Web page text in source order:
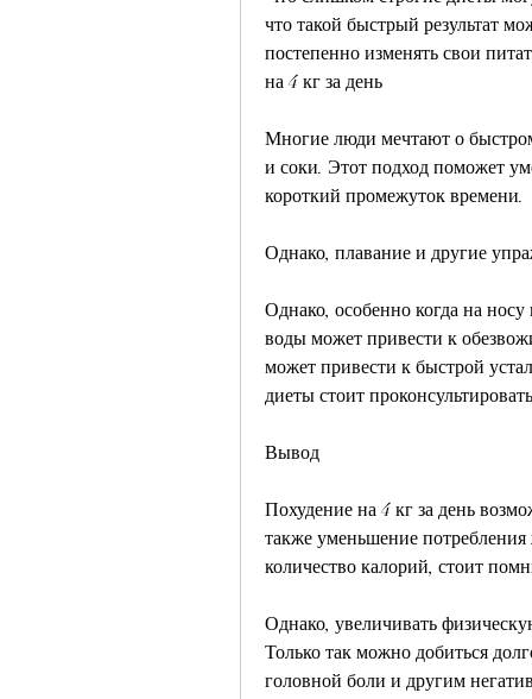
что такой быстрый результат
постепенно изменять свои
на 4 кг за день
Многие люди мечтают о
и соки. Этот подход поможет
короткий промежуток времени.
Однако, плавание и другие
Однако, особенно когда на
воды может привести к
может привести к быстрой
диеты стоит
Вывод
Похудение на 4 кг за день
также уменьшение
количество калорий, стоит
Однако, увеличивать
Только так можно добиться
головной боли и другим